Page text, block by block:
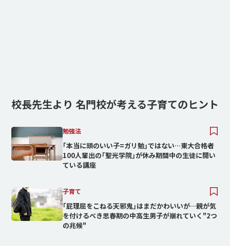
校長先生より 名門校が考える子育てのヒント
勉強法
｢本当に頭のいい子=ガリ勉｣ではない…東大合格者
100人輩出の｢聖光学院｣が休み期間中の生徒に開い
ている講座
子育て
｢屁理屈をこねる天邪鬼｣はまだかわいいが…親が気
を付けるべき思春期の中高生男子が崩れていく"2つ
の兆候"